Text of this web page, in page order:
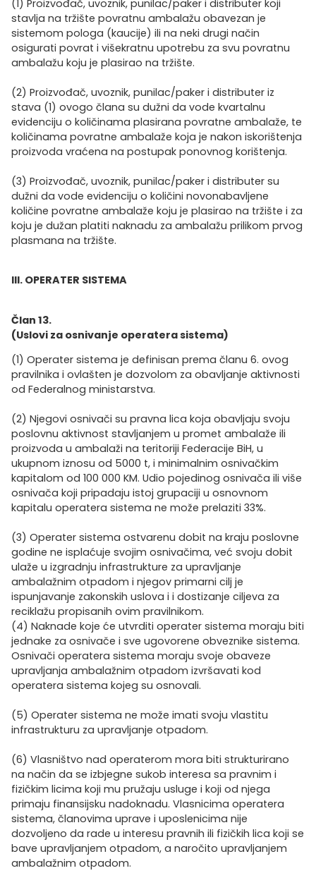
(1) Proizvođač, uvoznik, punilac/paker i distributer koji
stavlja na tržište povratnu ambalažu obavezan je
sistemom pologa (kaucije) ili na neki drugi način
osigurati povrat i višekratnu upotrebu za svu povratnu
ambalažu koju je plasirao na tržište.
(2) Proizvođač, uvoznik, punilac/paker i distributer iz
stava (1) ovogo člana su dužni da vode kvartalnu
evidenciju o količinama plasirana povratne ambalaže, te
količinama povratne ambalaže koja je nakon iskorištenja
proizvoda vraćena na postupak ponovnog korištenja.
(3) Proizvođač, uvoznik, punilac/paker i distributer su
dužni da vode evidenciju o količini novonabavljene
količine povratne ambalaže koju je plasirao na tržište i za
koju je dužan platiti naknadu za ambalažu prilikom prvog
plasmana na tržište.
III. OPERATER SISTEMA
Član 13.
(Uslovi za osnivanje operatera sistema)
(1) Operater sistema je definisan prema članu 6. ovog
pravilnika i ovlašten je dozvolom za obavljanje aktivnosti
od Federalnog ministarstva.
(2) Njegovi osnivači su pravna lica koja obavljaju svoju
poslovnu aktivnost stavljanjem u promet ambalaže ili
proizvoda u ambalaži na teritoriji Federacije BiH, u
ukupnom iznosu od 5000 t, i minimalnim osnivačkim
kapitalom od 100 000 KM. Udio pojedinog osnivača ili više
osnivača koji pripadaju istoj grupaciji u osnovnom
kapitalu operatera sistema ne može prelaziti 33%.
(3) Operater sistema ostvarenu dobit na kraju poslovne
godine ne isplaćuje svojim osnivačima, već svoju dobit
ulaže u izgradnju infrastrukture za upravljanje
ambalažnim otpadom i njegov primarni cilj je
ispunjavanje zakonskih uslova i i dostizanje ciljeva za
reciklažu propisanih ovim pravilnikom.
(4) Naknade koje će utvrditi operater sistema moraju biti
jednake za osnivače i sve ugovorene obveznike sistema.
Osnivači operatera sistema moraju svoje obaveze
upravljanja ambalažnim otpadom izvršavati kod
operatera sistema kojeg su osnovali.
(5) Operater sistema ne može imati svoju vlastitu
infrastrukturu za upravljanje otpadom.
(6) Vlasništvo nad operaterom mora biti strukturirano
na način da se izbjegne sukob interesa sa pravnim i
fizičkim licima koji mu pružaju usluge i koji od njega
primaju finansijsku nadoknadu. Vlasnicima operatera
sistema, članovima uprave i uposlenicima nije
dozvoljeno da rade u interesu pravnih ili fizičkih lica koji se
bave upravljanjem otpadom, a naročito upravljanjem
ambalažnim otpadom.